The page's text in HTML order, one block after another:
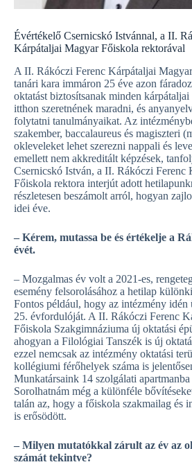
Évértékelő Csernicskó Istvánnal, a II.
Kárpátaljai Magyar Főiskola rektorával
A II. Rákóczi Ferenc Kárpátaljai
tanári kara immáron 25 éve azon
oktatást biztosítsanak minden
itthon szeretnének maradni, és
folytatni tanulmányaikat. Az
szakember, baccalaureus és magiszteri
okleveleket lehet szerezni nappali és
emellett nem akkreditált képzések,
Csernicskó István, a II. Rákóczi Ferenc
Főiskola rektora interjút adott
részletesen beszámolt arról, hogyan
idei éve.
– Kérem, mutassa be és értékelje a
évét.
– Mozgalmas év volt a 2021-es,
esemény felsorolásához a hetilap
Fontos például, hogy az intézmény idén
25. évfordulóját. A II. Rákóczi Ferenc
Főiskola Szakgimnáziuma új oktatási
ahogyan a Fi­lológiai Tanszék is új
ezzel nemcsak az intézmény oktatási
kollégiumi férőhelyek száma is
Munkatársaink 14 szolgálati
Sorolhatnám még a különféle
talán az, hogy a főiskola szakmailag és
is erősödött.
– Milyen mutatókkal zárult az év az
számát tekintve?